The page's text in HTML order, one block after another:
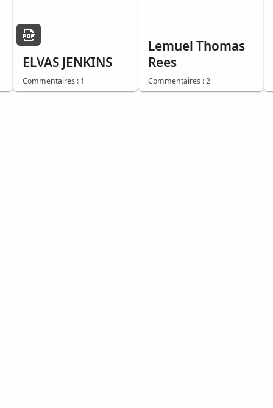
ELVAS JENKINS
Commentaires : 1
Lemuel Thomas
Rees
Commentaires : 2